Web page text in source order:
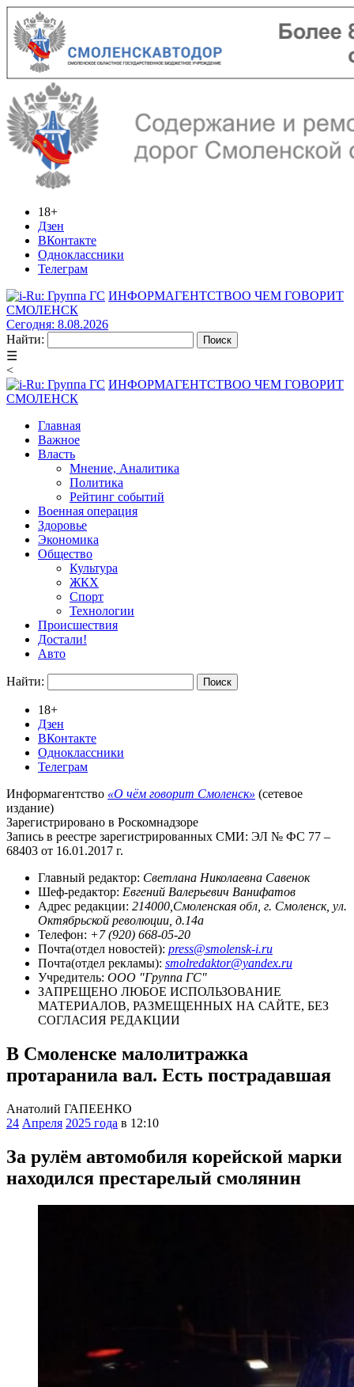
18+
Дзен
ВКонтакте
Одноклассники
Телеграм
ИНФОРМАГЕНТСТВОО ЧЕМ ГОВОРИТ
СМОЛЕНСК
Сегодня: 8.08.2026
Найти:
☰
<
ИНФОРМАГЕНТСТВОО ЧЕМ ГОВОРИТ
СМОЛЕНСК
Главная
Важное
Власть
Мнение, Аналитика
Политика
Рейтинг событий
Военная операция
Здоровье
Экономика
Общество
Культура
ЖКХ
Спорт
Технологии
Происшествия
Достали!
Авто
Найти:
18+
Дзен
ВКонтакте
Одноклассники
Телеграм
Информагентство «О чём говорит Смоленск» (сетевое
издание)
Зарегистрировано в Роскомнадзоре
Запись в реестре зарегистрированных СМИ: ЭЛ № ФС 77 –
68403 от 16.01.2017 г.
Главный редактор: Светлана Николаевна Савенок
Шеф-редактор: Евгений Валерьевич Ванифатов
Адрес редакции: 214000,Смоленская обл, г. Смоленск, ул.
Октябрьской революции, д.14а
Телефон: +7 (920) 668-05-20
Почта(отдел новостей): press@smolensk-i.ru
Почта(отдел рекламы): smolredaktor@yandex.ru
Учредитель: ООО "Группа ГС"
ЗАПРЕЩЕНО ЛЮБОЕ ИСПОЛЬЗОВАНИЕ
МАТЕРИАЛОВ, РАЗМЕЩЕННЫХ НА САЙТЕ, БЕЗ
СОГЛАСИЯ РЕДАКЦИИ
В Смоленске малолитражка
протаранила вал. Есть пострадавшая
Анатолий ГАПЕЕНКО
24 Апреля 2025 года в 12:10
За рулём автомобиля корейской марки
находился престарелый смолянин